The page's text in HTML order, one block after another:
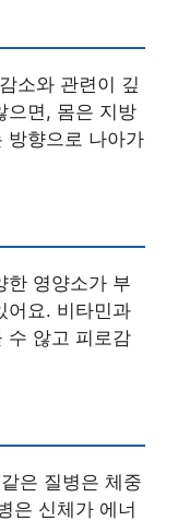
소와 관련이 깊
으면, 몸은 지방
방향으로 나아가
한 영양소가 부
어요. 비타민과
수 않고 피로감
은 질병은 체중
은 신체가 에너